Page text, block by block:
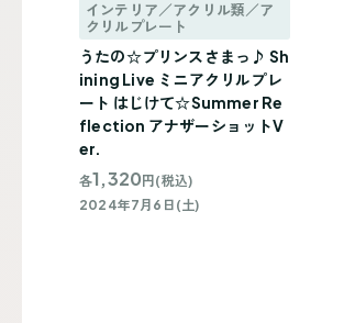
インテリア／アクリル類／ア
クリルプレート
うたの☆プリンスさまっ♪ Sh
ining Live ミニアクリルプレ
ート はじけて☆Summer Re
flection アナザーショットV
er.
各1,320 円(税込)
2024年7月6日(土)